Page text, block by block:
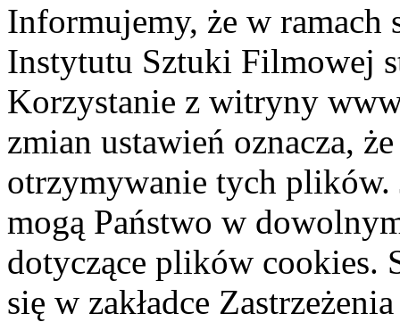
Informujemy, że w ramach
Instytutu Sztuki Filmowej
Korzystanie z witryny
zmian ustawień oznacza,
otrzymywanie tych plików.
mogą Państwo w
dotyczące plików cookies.
się w zakładce